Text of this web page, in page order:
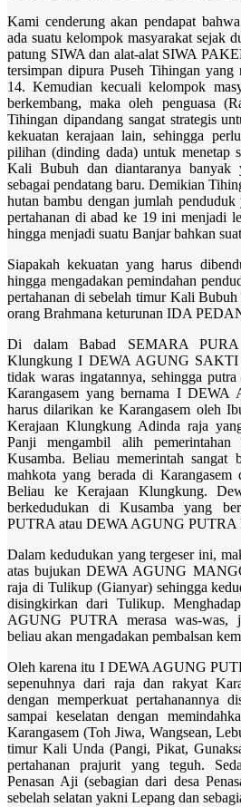
Kami cenderung akan pendapat
ada suatu kelompok masyarakat sejak
patung SIWA dan alat-alat SIWA
tersimpan dipura Puseh Tihingan yang
14. Kemudian kecuali kelompok
berkembang, maka oleh penguasa
Tihingan dipandang sangat strategis
kekuatan kerajaan lain, sehingga
pilihan (dinding dada) untuk menetap
Kali Bubuh dan diantaranya banyak
sebagai pendatang baru. Demikian
hutan bambu dengan jumlah
pertahanan di abad ke 19 ini menjadi
hingga menjadi suatu Banjar bahkan
Siapakah kekuatan yang harus
hingga mengadakan pemindahan
pertahanan di sebelah timur Kali
orang Brahmana keturunan IDA
Di dalam Babad SEMARA PURA
Klungkung I DEWA AGUNG SAKTI
tidak waras ingatannya, sehingga
Karangasem yang bernama I DEWA
harus dilarikan ke Karangasem oleh
Kerajaan Klungkung Adinda raja
Panji mengambil alih pemerintahan
Kusamba. Beliau memerintah
mahkota yang berada di Karangasem
Beliau ke Kerajaan Klungkung.
berkedudukan di Kusamba yang
PUTRA atau DEWA AGUNG
Dalam kedudukan yang tergeser ini,
atas bujukan DEWA AGUNG
raja di Tulikup (Gianyar) sehingga
disingkirkan dari Tulikup.
AGUNG PUTRA merasa was-was,
beliau akan mengadakan pembalsan
Oleh karena itu I DEWA AGUNG
sepenuhnya dari raja dan rakyat
dengan memperkuat pertahanannya
sampai keselatan dengan
Karangasem (Toh Jiwa, Wangsean,
timur Kali Unda (Pangi, Pikat,
pertahanan prajurit yang teguh.
Penasan Aji (sebagian dari desa
sebelah selatan yakni Lepang dan